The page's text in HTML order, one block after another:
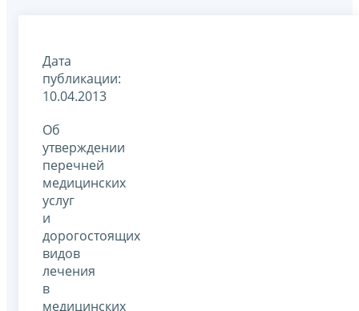
Дата
публикации:
10.04.2013
Об
утверждении
перечней
медицинских
услуг
и
дорогостоящих
видов
лечения
в
медицинских